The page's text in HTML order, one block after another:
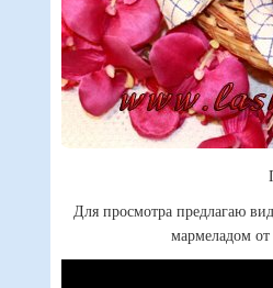
Для просмотра предлагаю
мармеладом